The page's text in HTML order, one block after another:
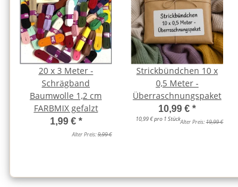
20 x 3 Meter -
Schrägband
Baumwolle 1,2 cm
FARBMIX gefalzt
1,99 € *
Alter Preis:9,99 €
Strickbündchen 10 x
0,5 Meter -
Überraschnungspaket
10,99 €*
10,99 € pro 1 StückAlter Preis:19,99 €